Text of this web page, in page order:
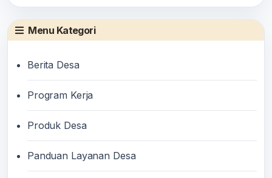
Menu Kategori
Berita Desa
Program Kerja
Produk Desa
Panduan Layanan Desa